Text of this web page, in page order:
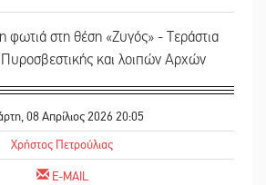
στη θέση «Ζυγός» - Τεράστια
Πυροσβεστικής και λοιπών Αρχών
08 Απρίλιος 2026 20:05
Χρήστος Πετρούλιας
E-MAIL